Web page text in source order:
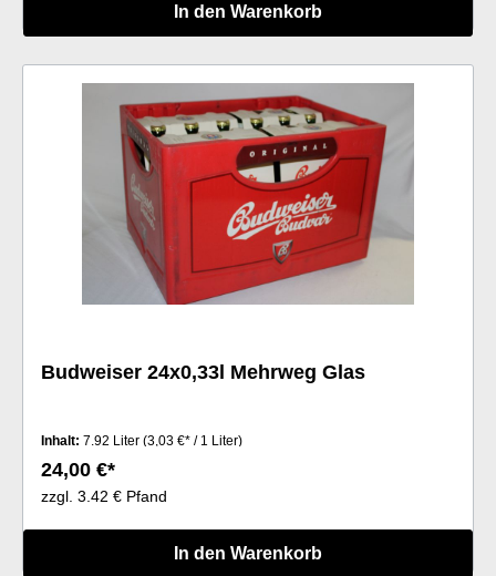
In den Warenkorb
Budweiser 24x0,33l Mehrweg Glas
Inhalt: 7.92 Liter (3,03 €* / 1 Liter)
24,00 €*
zzgl. 3.42 € Pfand
In den Warenkorb